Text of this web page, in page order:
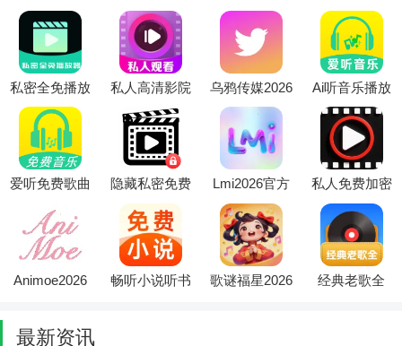
私密全免播放
器(影音私密
管理)
私人高清影院
播放器(隐私
视频播放器)
乌鸦传媒2026
最新版本
Ai听音乐播放
器最新手机版
爱听免费歌曲
件)
隐藏私密免费
播放器最新手
机版
Lmi2026官方
最新版本
私人免费加密
播放器2026最
新版本
Animoe2026
畅听小说听书
歌谜福星2026
经典老歌全
最新资讯